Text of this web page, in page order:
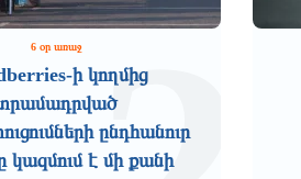
6 օր առաջ
ի կողմից
ընդհանուր
կազմում է մի քանի